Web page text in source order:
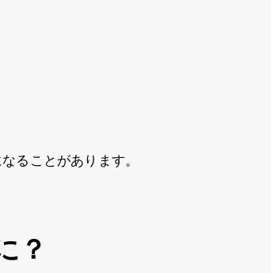
ることがあります。
？